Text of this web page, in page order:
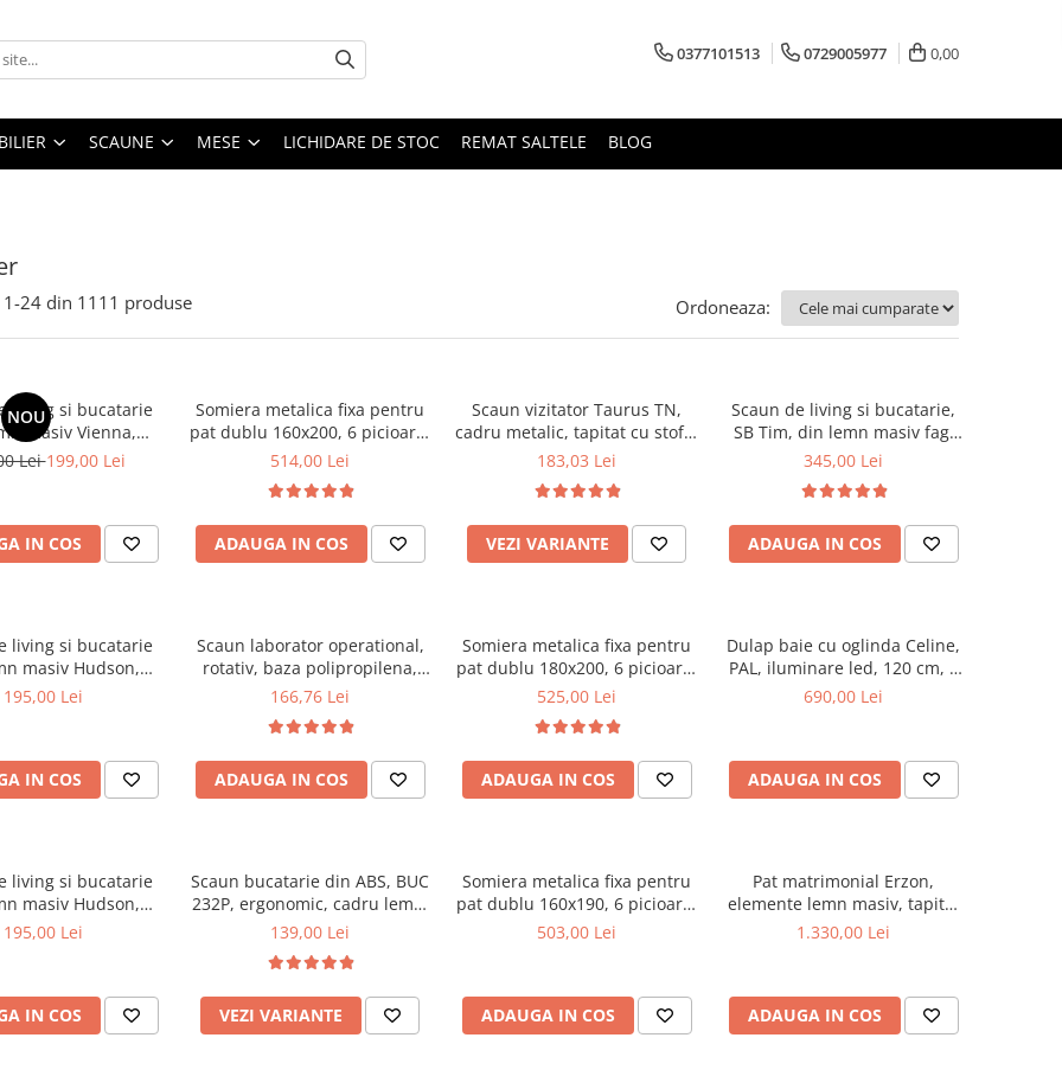
0377101513 0729005977 0,00
SCAUNE MESE LICHIDARE DE STOC REMAT SALTELE BLOG
1-24 din 1111 produse Ordoneaza:
NOU
living si bucatarie
masiv Vienna,
stofa,100 kg,
Lei199,00 Lei
IN COS
Somiera metalica fixa pentru
pat dublu 160x200, 6 picioare,
32 lamele lemn fag, benzi
negru
514,00 Lei
ADAUGA IN COS
Scaun vizitator Taurus TN,
cadru metalic, tapitat cu stofa,
stivuibil, 120 kg, negru
183,03 Lei
VEZI VARIANTE
Scaun de living si bucatarie,
SB Tim, din lemn masiv fag,
tapiterie stofa, lacuit, 120 kg,
345,00 Lei
ADAUGA IN COS
living si bucatarie
masiv Hudson,
stofa,100 kg,
195,00 Lei
IN COS
Scaun laborator operational,
rotativ, baza polipropilena,
piele ecologica, inaltime
166,76 Lei
ADAUGA IN COS
Somiera metalica fixa pentru
pat dublu 180x200, 6 picioare,
32 lamele lemn fag, benzi
negru
525,00 Lei
ADAUGA IN COS
Dulap baie cu oglinda Celine,
PAL, iluminare led, 120 cm, 3
usi, 3 rafturi, soft close, alb
690,00 Lei
ADAUGA IN COS
living si bucatarie
masiv Hudson,
stofa,100 kg,
195,00 Lei
IN COS
Scaun bucatarie din ABS, BUC
232P, ergonomic, cadru lemn,
100 kg
139,00 Lei
VEZI VARIANTE
Somiera metalica fixa pentru
pat dublu 160x190, 6 picioare,
30 lamele lemn fag, benzi
503,00 Lei
ADAUGA IN COS
Pat matrimonial Erzon,
elemente lemn masiv, tapitat
cu stofa, cu somiera,140x200
1.330,00 Lei
ADAUGA IN COS